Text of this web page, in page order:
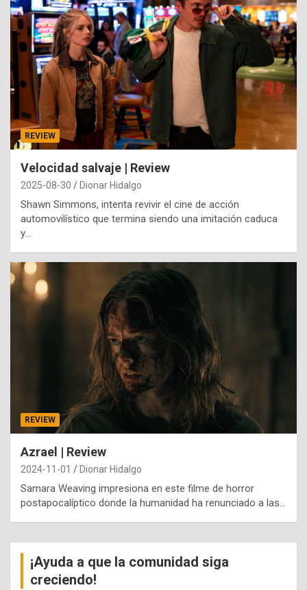
REVIEW
Velocidad salvaje | Review
2025-08-30 Dionar Hidalgo
Shawn Simmons, intenta revivir el cine de acción
automovilístico que termina siendo una imitación caduca
y…
REVIEW
Azrael | Review
2024-11-01 Dionar Hidalgo
Samara Weaving impresiona en este filme de horror
postapocalíptico donde la humanidad ha renunciado a las…
¡Ayuda a que la comunidad siga
creciendo!